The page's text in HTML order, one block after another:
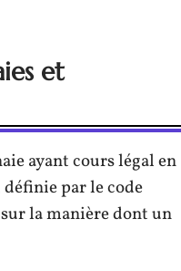
et
ayant cours légal en
définie par le code
la manière dont un